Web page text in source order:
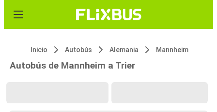
Inicio Autobús Alemania Mannheim
Autobús de Mannheim a Trier